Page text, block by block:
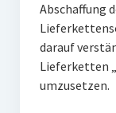
Abschaffung
darauf
Lieferketten
umzusetzen.